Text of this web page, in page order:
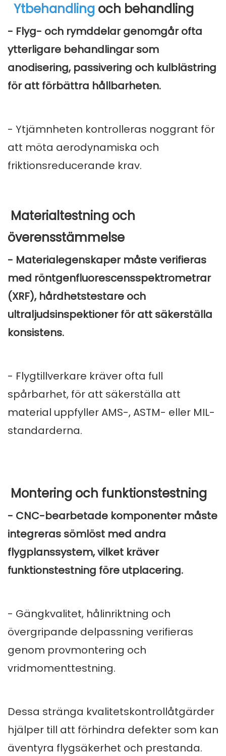
Ytbehandling och behandling
- Flyg- och rymddelar genomgår ofta
ytterligare behandlingar som
anodisering, passivering och kulblästring
för att förbättra hållbarheten.
- Ytjämnheten kontrolleras noggrant för
att möta aerodynamiska och
friktionsreducerande krav.
Materialtestning och
överensstämmelse
- Materialegenskaper måste verifieras
med röntgenfluorescensspektrometrar
(XRF), hårdhetstestare och
ultraljudsinspektioner för att säkerställa
konsistens.
- Flygtillverkare kräver ofta full
spårbarhet, för att säkerställa att
material uppfyller AMS-, ASTM- eller MIL-
standarderna.
Montering och funktionstestning
- CNC-bearbetade komponenter måste
integreras sömlöst med andra
flygplanssystem, vilket kräver
funktionstestning före utplacering.
- Gängkvalitet, hålinriktning och
övergripande delpassning verifieras
genom provmontering och
vridmomenttestning.
Dessa stränga kvalitetskontrollåtgärder
hjälper till att förhindra defekter som kan
äventyra flygsäkerhet och prestanda.